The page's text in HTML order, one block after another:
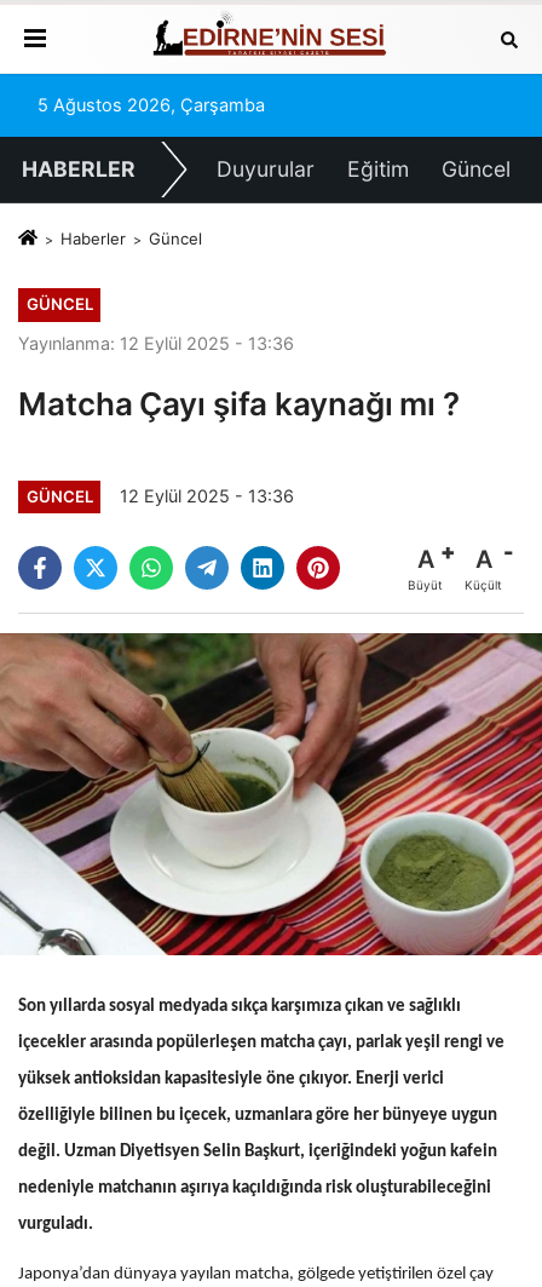
5 Ağustos 2026, Çarşamba
HABERLER Duyurular Eğitim Güncel
Haberler Güncel
GÜNCEL
Yayınlanma: 12 Eylül 2025 - 13:36
Matcha Çayı şifa kaynağı mı ?
GÜNCEL 12 Eylül 2025 - 13:36
A
Büyüt
A
Küçült
Son yıllarda sosyal medyada sıkça karşımıza çıkan ve sağlıklı
içecekler arasında popülerleşen matcha çayı, parlak yeşil rengi ve
yüksek antioksidan kapasitesiyle öne çıkıyor. Enerji verici
özelliğiyle bilinen bu içecek, uzmanlara göre her bünyeye uygun
değil. Uzman Diyetisyen Selin Başkurt, içeriğindeki yoğun kafein
nedeniyle matchanın aşırıya kaçıldığında risk oluşturabileceğini
vurguladı.
Japonya’dan dünyaya yayılan matcha, gölgede yetiştirilen özel çay